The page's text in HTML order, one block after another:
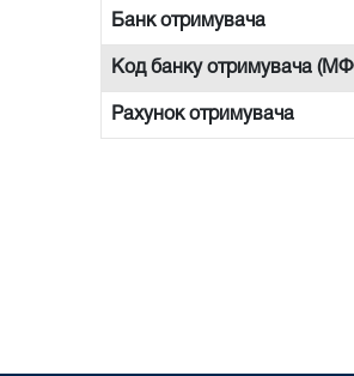
Банк отримувача
Код банку отримувача
Рахунок отримувача